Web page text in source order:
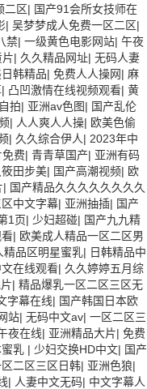
二区| 国产91会所女技师在
| 吴梦梦成人免费一区二区|
禁| 一级黄色电影网站| 午夜
片| 久久精品网址| 无码人妻
韩精品| 免费人人操网| 麻
| 凸凹激情在线视频观看| 黄
拍| 亚洲av色图| 国产乱伦
| 人人爽人人操| 欧美色偷
| 久久综合伊人| 2023年中
费| 青青草国产| 亚洲有码
田步美| 国产高潮视频| 欧
| 国产精品久久久久久久久久
中文字幕| 亚洲抽插| 国产
1页| 少妇超碰| 国产九九精
| 欧美成人精品一区二区男
精品区明星蜜乳| 日韩精品中
文在线观看| 久久婷婷五月综
| 精品爆乳一区二区三区无
字幕在线| 国产韩国日本欧
站| 无码中文av| 一区二区三
夜在线| 亚洲精品大片| 免费
乳 | 少妇交换HD中文| 国产
二区三区日韩| 亚洲色狼|
| 人妻中文无码| 中文字幕人